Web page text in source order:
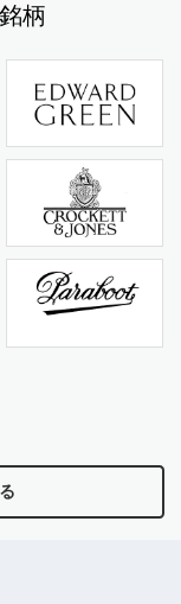
柄